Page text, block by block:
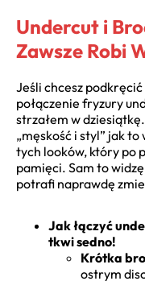
Undercut i
Zawsze Robi
Jeśli chcesz
połączenie fryzury
strzałem w
„męskość i styl” jak
tych looków, który po
pamięci. Sam to
potrafi naprawdę
Jak łączyć
tkwi sedno!
Krótka
ostrym